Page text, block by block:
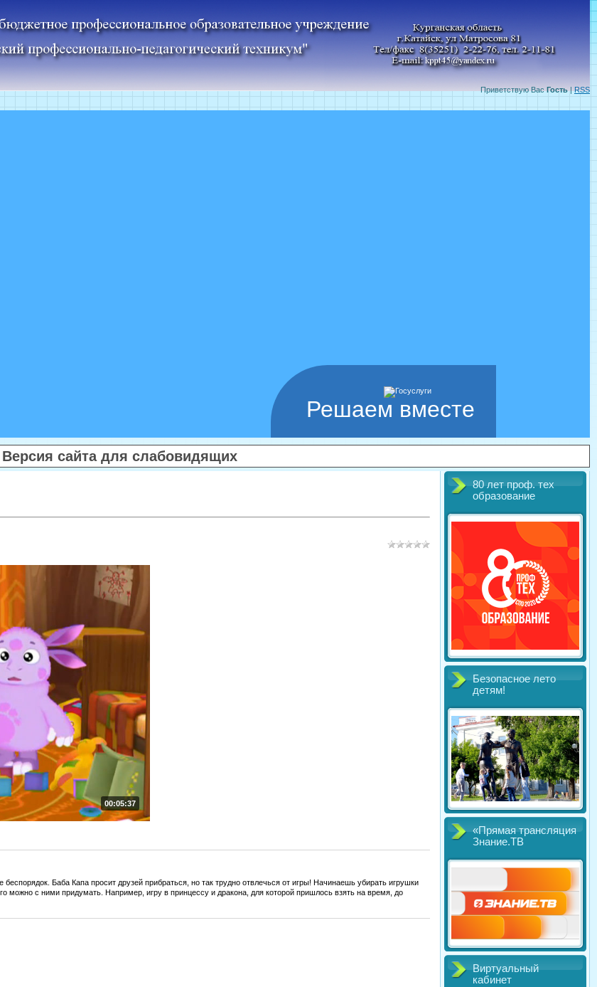
Приветствую Вас Гость|RSS
Решаем вместе
Версия сайта для слабовидящих
00:05:37
беспорядок. Баба Капа просит друзей прибраться, но так трудно отвлечься от игры! Начинаешь убирать игрушки
можно с ними придумать. Например, игру в принцессу и дракона, для которой пришлось взять на время, до
80 лет проф. тех
образование
Безопасное лето
детям!
«Прямая трансляция
Знание.ТВ
Виртуальный
кабинет